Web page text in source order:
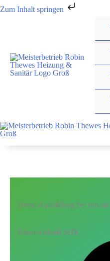
Zum Inhalt springen
springen
Deine Ausbildung bei uns als
Bürofachkraft SHK